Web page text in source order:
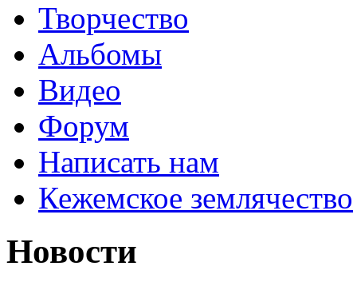
Творчество
Альбомы
Видео
Форум
Написать нам
Кежемское землячество
Новости